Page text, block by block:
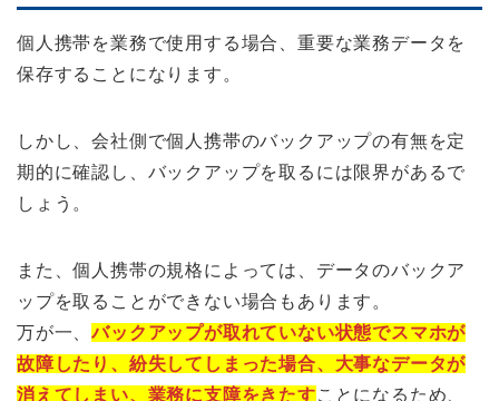
個人携帯を業務で使用する場合、重要な業務データを
保存することになります。
しかし、会社側で個人携帯のバックアップの有無を定
期的に確認し、バックアップを取るには限界があるで
しょう。
また、個人携帯の規格によっては、データのバックア
ップを取ることができない場合もあります。
万が一、バックアップが取れていない状態でスマホが
故障したり、紛失してしまった場合、大事なデータが
消えてしまい、業務に支障をきたすことになるため、